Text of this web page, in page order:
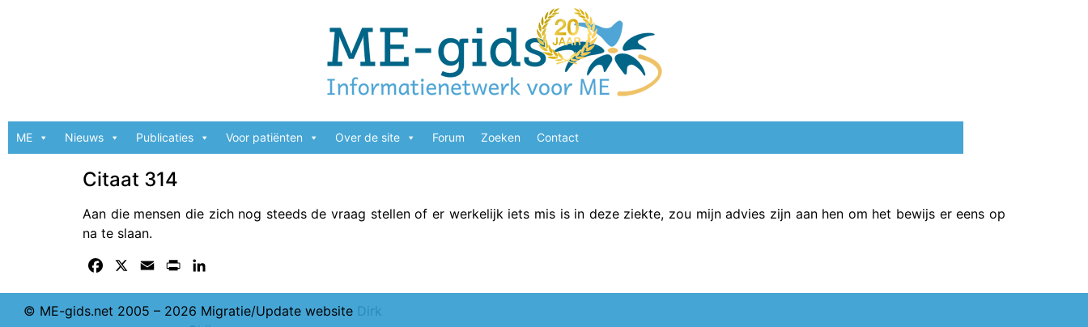
ME Nieuws Publicaties Voor patiënten Over de site Forum Zoeken Contact
Citaat 314
Aan die mensen die zich nog steeds de vraag stellen of er werkelijk iets mis is in deze ziekte, zou mijn advies zijn aan hen om het bewijs er eens op
na te slaan.
Facebook Email Print
© ME-gids.net 2005 – 2026 Migratie/Update website Dirk